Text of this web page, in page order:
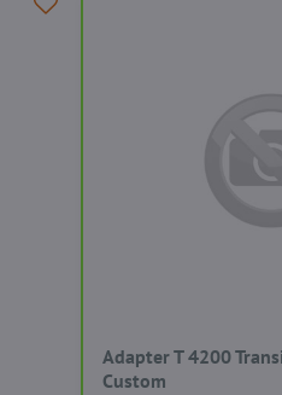
Adapter T 4200
Custom